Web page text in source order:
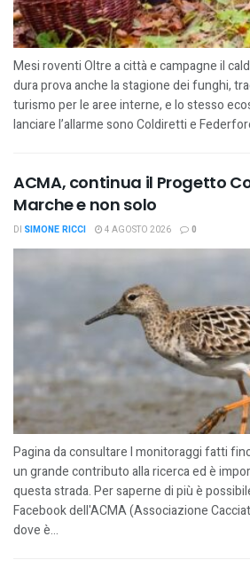
Mesi roventi Oltre a città e campagne il
dura prova anche la stagione dei funghi,
turismo per le aree interne, e lo stesso
lanciare l’allarme sono Coldiretti e
ACMA, continua il Progetto
Marche e non solo
DI SIMONE RICCI 4 AGOSTO 2026 0
Pagina da consultare I monitoraggi fatti
un grande contributo alla ricerca ed è
questa strada. Per saperne di più è
Facebook dell'ACMA (Associazione
dove è...